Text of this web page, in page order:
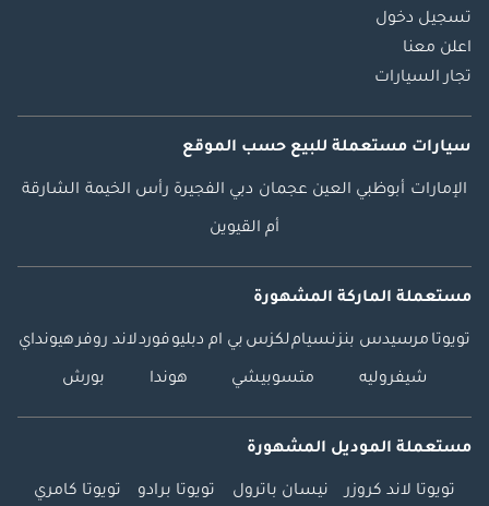
تسجيل دخول
اعلن معنا
تجار السيارات
سيارات مستعملة للبيع حسب الموقع
الإمارات أبوظبي العين عجمان دبي الفجيرة رأس الخيمة الشارقة
أم القيوين
مستعملة الماركة المشهورة
تويوتا مرسيدس بنزنسياملكزس بي ام دبليوفوردلاند روفرهيونداي
شيفروليه متسوبيشي هوندا بورش
مستعملة الموديل المشهورة
تويوتا لاند كروزر نيسان باترول تويوتا برادو تويوتا كامري